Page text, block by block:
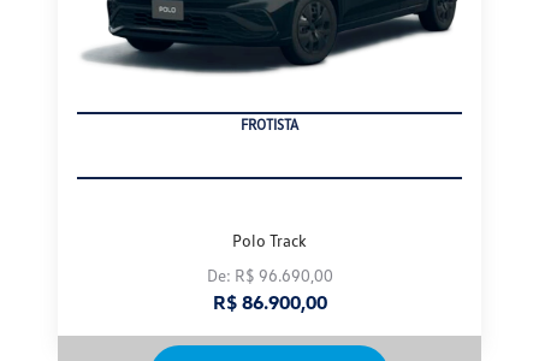
FROTISTA
Polo Track
De: R$ 96.690,00
R$ 86.900,00